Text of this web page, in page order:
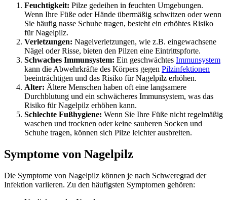
Feuchtigkeit: Pilze gedeihen in feuchten Umgebungen.
Wenn Ihre Füße oder Hände übermäßig schwitzen oder wenn
Sie häufig nasse Schuhe tragen, besteht ein erhöhtes Risiko
für Nagelpilz.
Verletzungen: Nagelverletzungen, wie z.B. eingewachsene
Nägel oder Risse, bieten den Pilzen eine Eintrittspforte.
Schwaches Immunsystem: Ein geschwächtes Immunsystem
kann die Abwehrkräfte des Körpers gegen Pilzinfektionen
beeinträchtigen und das Risiko für Nagelpilz erhöhen.
Alter: Ältere Menschen haben oft eine langsamere
Durchblutung und ein schwächeres Immunsystem, was das
Risiko für Nagelpilz erhöhen kann.
Schlechte Fußhygiene: Wenn Sie Ihre Füße nicht regelmäßig
waschen und trocknen oder keine sauberen Socken und
Schuhe tragen, können sich Pilze leichter ausbreiten.
Symptome von Nagelpilz
Die Symptome von Nagelpilz können je nach Schweregrad der
Infektion variieren. Zu den häufigsten Symptomen gehören: